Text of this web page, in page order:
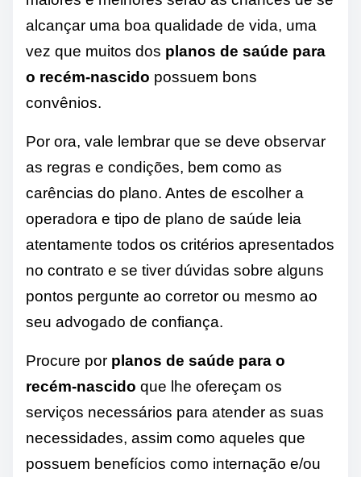
alcançar uma boa qualidade de vida, uma
vez que muitos dos planos de saúde para
o recém-nascido possuem bons
convênios.
Por ora, vale lembrar que se deve observar
as regras e condições, bem como as
carências do plano. Antes de escolher a
operadora e tipo de plano de saúde leia
atentamente todos os critérios apresentados
no contrato e se tiver dúvidas sobre alguns
pontos pergunte ao corretor ou mesmo ao
seu advogado de confiança.
Procure por planos de saúde para o
recém-nascido que lhe ofereçam os
serviços necessários para atender as suas
necessidades, assim como aqueles que
possuem benefícios como internação e/ou